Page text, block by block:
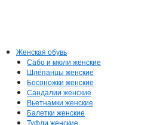
Женская обувь
Сабо и мюли женские
Шлёпанцы женские
Босоножки женские
Сандалии женские
Вьетнамки женские
Балетки женские
Туфли женские